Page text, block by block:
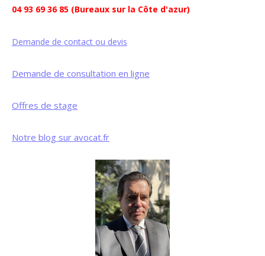
04 93 69 36 85 (Bureaux sur la Côte d'azur)
Demande de contact ou devis
Demande de consultation en ligne
Offres de stage
Notre blog sur avocat.fr